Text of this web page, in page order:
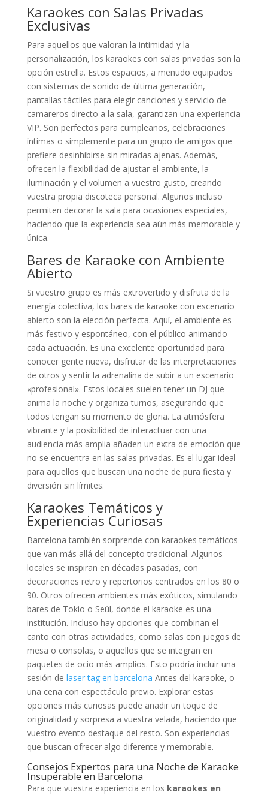
Karaokes con Salas Privadas
Exclusivas
Para aquellos que valoran la intimidad y la
personalización, los karaokes con salas privadas son la
opción estrella. Estos espacios, a menudo equipados
con sistemas de sonido de última generación,
pantallas táctiles para elegir canciones y servicio de
camareros directo a la sala, garantizan una experiencia
VIP. Son perfectos para cumpleaños, celebraciones
íntimas o simplemente para un grupo de amigos que
prefiere desinhibirse sin miradas ajenas. Además,
ofrecen la flexibilidad de ajustar el ambiente, la
iluminación y el volumen a vuestro gusto, creando
vuestra propia discoteca personal. Algunos incluso
permiten decorar la sala para ocasiones especiales,
haciendo que la experiencia sea aún más memorable y
única.
Bares de Karaoke con Ambiente
Abierto
Si vuestro grupo es más extrovertido y disfruta de la
energía colectiva, los bares de karaoke con escenario
abierto son la elección perfecta. Aquí, el ambiente es
más festivo y espontáneo, con el público animando
cada actuación. Es una excelente oportunidad para
conocer gente nueva, disfrutar de las interpretaciones
de otros y sentir la adrenalina de subir a un escenario
«profesional». Estos locales suelen tener un DJ que
anima la noche y organiza turnos, asegurando que
todos tengan su momento de gloria. La atmósfera
vibrante y la posibilidad de interactuar con una
audiencia más amplia añaden un extra de emoción que
no se encuentra en las salas privadas. Es el lugar ideal
para aquellos que buscan una noche de pura fiesta y
diversión sin límites.
Karaokes Temáticos y
Experiencias Curiosas
Barcelona también sorprende con karaokes temáticos
que van más allá del concepto tradicional. Algunos
locales se inspiran en décadas pasadas, con
decoraciones retro y repertorios centrados en los 80 o
90. Otros ofrecen ambientes más exóticos, simulando
bares de Tokio o Seúl, donde el karaoke es una
institución. Incluso hay opciones que combinan el
canto con otras actividades, como salas con juegos de
mesa o consolas, o aquellos que se integran en
paquetes de ocio más amplios. Esto podría incluir una
sesión de laser tag en barcelona Antes del karaoke, o
una cena con espectáculo previo. Explorar estas
opciones más curiosas puede añadir un toque de
originalidad y sorpresa a vuestra velada, haciendo que
vuestro evento destaque del resto. Son experiencias
que buscan ofrecer algo diferente y memorable.
Consejos Expertos para una Noche de Karaoke
Insuperable en Barcelona
Para que vuestra experiencia en los karaokes en